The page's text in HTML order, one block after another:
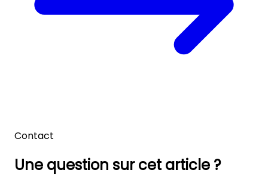
Contact
Une question sur cet article ?